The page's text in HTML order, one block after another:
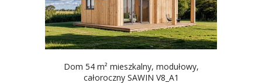
Dom 54 m² mieszkalny, modułowy,
całoroczny SAWIN V8_A1